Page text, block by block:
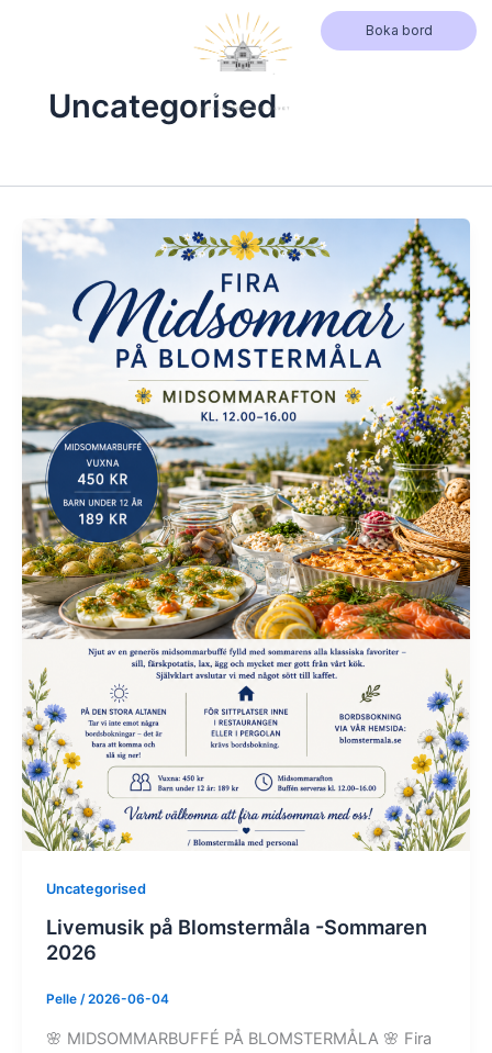
Boka bord
Uncategorised
Uncategorised
Livemusik på Blomstermåla -Sommaren
2026
Pelle /2026-06-04
🌸 MIDSOMMARBUFFÉ PÅ BLOMSTERMÅLA 🌸 Fira